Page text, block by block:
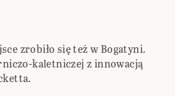
zrobiło się też w Bogatyni.
kaletniczej z innowacją